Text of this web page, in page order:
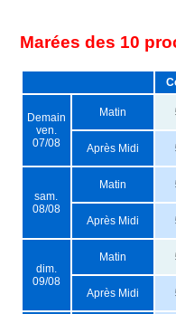
Marées des 10
Demain
ven.
07/08
Matin
Après Midi
sam.
08/08
Matin
Après Midi
dim.
09/08
Matin
Après Midi